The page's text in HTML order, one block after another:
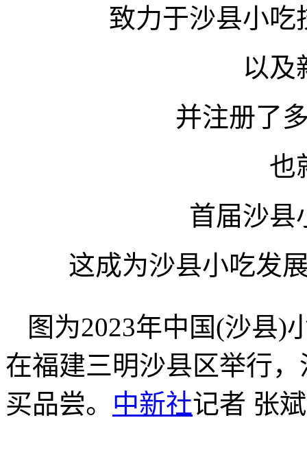
致力于沙县小吃
以及
并注册了
也
首届沙县
这成为沙县小吃发
图为2023年中国(沙县)
在福建三明沙县区举行
买品尝。 中新社记者 张